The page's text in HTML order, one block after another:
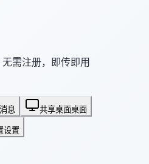
需注册，即传即用
消息 共享桌面桌面
设置